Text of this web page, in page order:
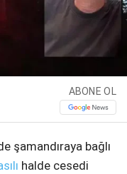
ABONE OL
şamandıraya bağlı
halde cesedi